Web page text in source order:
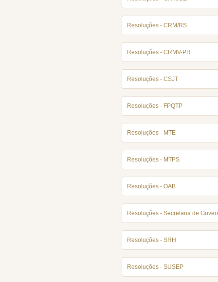
Resoluções - CRM/RS
Resoluções - CRMV-PR
Resoluções - CSJT
Resoluções - FPQTP
Resoluções - MTE
Resoluções - MTPS
Resoluções - OAB
Resoluções - Secretaria de
Resoluções - SRH
Resoluções - SUSEP